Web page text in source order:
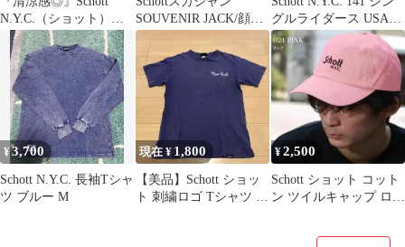
N.Y.C.（ショット）オ
ンブレチェックシャツ
半袖
SOUVENIR JACK/顔
虎 M 土日限定 1万
円引き
グルライダース USA製
サイズ36
¥3,700
Schott N.Y.C. 長袖Tシャ
ツ ブルー M
現在 ¥ 1,800
【美品】Schott ショッ
ト 刺繍ロゴ Tシャツ ニ
¥2,500
Schott ショット コット
ン ツイルキャップ ロゴ